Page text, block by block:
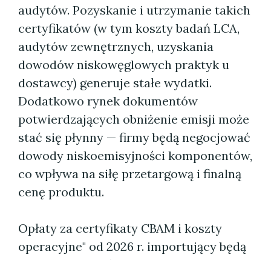
audytów. Pozyskanie i utrzymanie takich
certyfikatów (w tym koszty badań LCA,
audytów zewnętrznych, uzyskania
dowodów niskowęglowych praktyk u
dostawcy) generuje stałe wydatki.
Dodatkowo rynek dokumentów
potwierdzających obniżenie emisji może
stać się płynny — firmy będą negocjować
dowody niskoemisyjności komponentów,
co wpływa na siłę przetargową i finalną
cenę produktu.
Opłaty za certyfikaty CBAM i koszty
operacyjne" od 2026 r. importujący będą